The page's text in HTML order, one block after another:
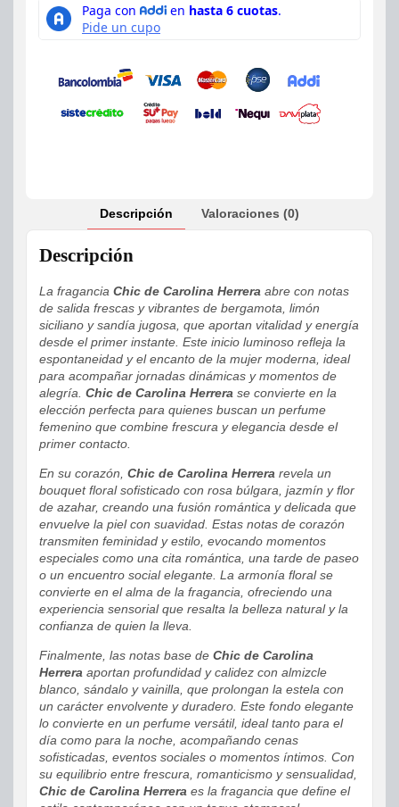
Descripción Valoraciones (0)
Descripción
La fragancia Chic de Carolina Herrera abre con notas
de salida frescas y vibrantes de bergamota, limón
siciliano y sandía jugosa, que aportan vitalidad y energía
desde el primer instante. Este inicio luminoso refleja la
espontaneidad y el encanto de la mujer moderna, ideal
para acompañar jornadas dinámicas y momentos de
alegría. Chic de Carolina Herrera se convierte en la
elección perfecta para quienes buscan un perfume
femenino que combine frescura y elegancia desde el
primer contacto.
En su corazón, Chic de Carolina Herrera revela un
bouquet floral sofisticado con rosa búlgara, jazmín y flor
de azahar, creando una fusión romántica y delicada que
envuelve la piel con suavidad. Estas notas de corazón
transmiten feminidad y estilo, evocando momentos
especiales como una cita romántica, una tarde de paseo
o un encuentro social elegante. La armonía floral se
convierte en el alma de la fragancia, ofreciendo una
experiencia sensorial que resalta la belleza natural y la
confianza de quien la lleva.
Finalmente, las notas base de Chic de Carolina
Herrera aportan profundidad y calidez con almizcle
blanco, sándalo y vainilla, que prolongan la estela con
un carácter envolvente y duradero. Este fondo elegante
lo convierte en un perfume versátil, ideal tanto para el
día como para la noche, acompañando cenas
sofisticadas, eventos sociales o momentos íntimos. Con
su equilibrio entre frescura, romanticismo y sensualidad,
Chic de Carolina Herrera es la fragancia que define el